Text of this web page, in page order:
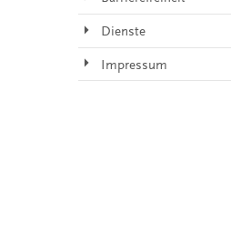
Dienste
Impressum